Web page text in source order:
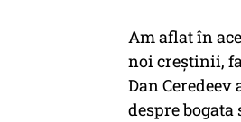
Am aflat în
noi creștinii,
Dan
despre